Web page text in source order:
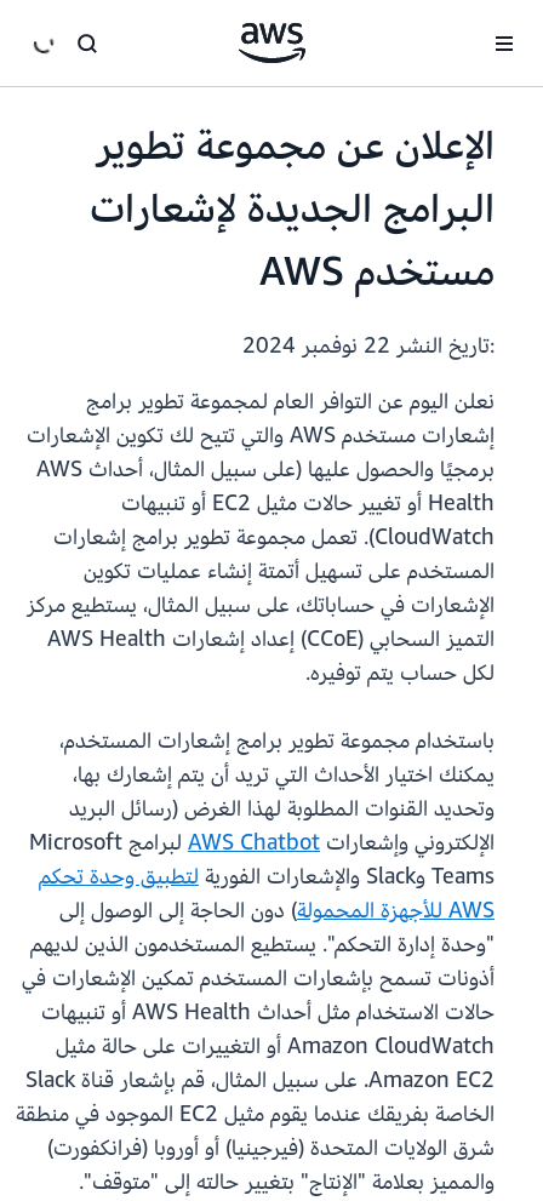
الإعلان عن مجموعة تطوير
البرامج الجديدة لإشعارات
مستخدم AWS
:تاريخ النشر
نعلن اليوم عن التوافر العام لمجموعة تطوير برامج
إشعارات مستخدم AWS والتي تتيح لك تكوين الإشعارات
برمجيًا والحصول عليها (على سبيل المثال، أحداث AWS
Health أو تغيير حالات مثيل EC2 أو تنبيهات
CloudWatch). تعمل مجموعة تطوير برامج إشعارات
المستخدم على تسهيل أتمتة إنشاء عمليات تكوين
الإشعارات في حساباتك، على سبيل المثال، يستطيع مركز
التميز السحابي (CCoE) إعداد إشعارات AWS Health
لكل حساب يتم توفيره.
باستخدام مجموعة تطوير برامج إشعارات المستخدم،
يمكنك اختيار الأحداث التي تريد أن يتم إشعارك بها،
وتحديد القنوات المطلوبة لهذا الغرض (رسائل البريد
الإلكتروني وإشعارات AWS Chatbot
لبرامج Microsoft
Teams وSlack والإشعارات الفورية
لتطبيق وحدة تحكم
AWS للأجهزة المحمولة
) دون الحاجة إلى الوصول إلى
"وحدة إدارة التحكم". يستطيع المستخدمون الذين لديهم
أذونات تسمح بإشعارات المستخدم تمكين الإشعارات في
حالات الاستخدام مثل أحداث AWS Health أو تنبيهات
Amazon CloudWatch أو التغييرات على حالة مثيل
Amazon EC2. على سبيل المثال، قم بإشعار قناة Slack
الخاصة بفريقك عندما يقوم مثيل EC2 الموجود في منطقة
شرق الولايات المتحدة (فيرجينيا) أو أوروبا (فرانكفورت)
والمميز بعلامة "الإنتاج" بتغيير حالته إلى "متوقف".